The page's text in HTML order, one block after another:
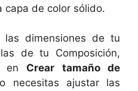
capa de color sólido.
dimensiones de tu
de tu Composición,
en Crear tamaño de
necesitas ajustar las